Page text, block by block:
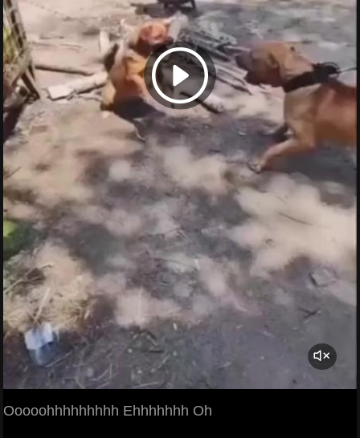
Ooooohhhhhhhhh Ehhhhhhh Oh